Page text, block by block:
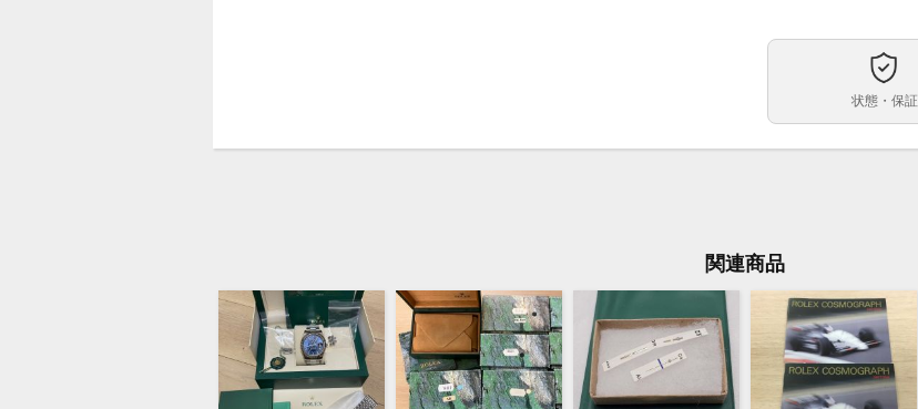
ムーブメント
ケースサイズ
付属品
状態
状態・保証
関連商品